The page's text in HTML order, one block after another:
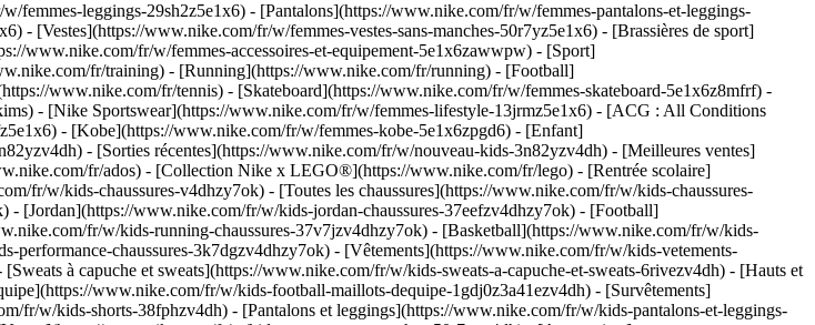
leggings-29sh2z5e1x6) - [Pantalons](https://www.nike.com/fr/w/femmes-pantalons-et-leggings-
- [Vestes](https://www.nike.com/fr/w/femmes-vestes-sans-manches-50r7yz5e1x6) - [Brassières de sport]
www.nike.com/fr/w/femmes-accessoires-et-equipement-5e1x6zawwpw) - [Sport]
fr/training) - [Running](https://www.nike.com/fr/running) - [Football]
www.nike.com/fr/tennis) - [Skateboard](https://www.nike.com/fr/w/femmes-skateboard-5e1x6z8mfrf) -
- [Nike Sportswear](https://www.nike.com/fr/w/femmes-lifestyle-13jrmz5e1x6) - [ACG : All Conditions
- [Kobe](https://www.nike.com/fr/w/femmes-kobe-5e1x6zpgd6) - [Enfant]
- [Sorties récentes](https://www.nike.com/fr/w/nouveau-kids-3n82yzv4dh) - [Meilleures ventes]
fr/ados) - [Collection Nike x LEGO®](https://www.nike.com/fr/lego) - [Rentrée scolaire]
fr/w/kids-chaussures-v4dhzy7ok) - [Toutes les chaussures](https://www.nike.com/fr/w/kids-chaussures-
[Jordan](https://www.nike.com/fr/w/kids-jordan-chaussures-37eefzv4dhzy7ok) - [Football]
fr/w/kids-running-chaussures-37v7jzv4dhzy7ok) - [Basketball](https://www.nike.com/fr/w/kids-
performance-chaussures-3k7dgzv4dhzy7ok) - [Vêtements](https://www.nike.com/fr/w/kids-vetements-
à capuche et sweats](https://www.nike.com/fr/w/kids-sweats-a-capuche-et-sweats-6rivezv4dh) - [Hauts et
www.nike.com/fr/w/kids-football-maillots-dequipe-1gdj0z3a41ezv4dh) - [Survêtements]
fr/w/kids-shorts-38fphzv4dh) - [Pantalons et leggings](https://www.nike.com/fr/w/kids-pantalons-et-leggings-